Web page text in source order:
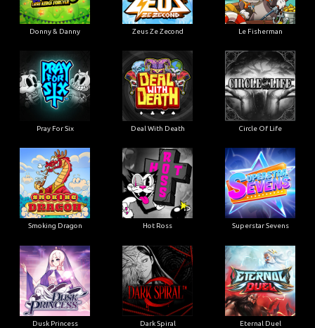
Donny & Danny Zeus Ze Zecond Le Fisherman
Pray For Six Deal With Death Circle Of Life
Smoking Dragon Hot Ross Superstar Sevens
Dusk Princess Dark Spiral Eternal Duel